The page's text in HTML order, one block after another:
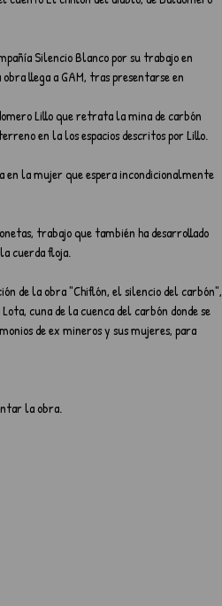
Silencio Blanco por su trabajo en
llega a GAM, tras presentarse en
Lillo que retrata la mina de carbón
en la los espacios descritos por Lillo.
la mujer que espera incondicionalmente
trabajo que también ha desarrollado
cuerda floja.
de la obra "Chiflón, el silencio del carbón",
cuna de la cuenca del carbón donde se
de ex mineros y sus mujeres, para
la obra.